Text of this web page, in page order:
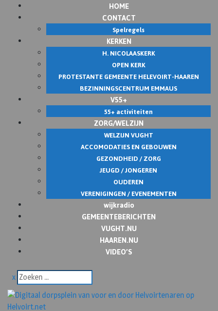
HOME
CONTACT
Spelregels
KERKEN
H. NICOLAASKERK
OPEN KERK
PROTESTANTE GEMEENTE HELEVOIRT-HAAREN
BEZINNINGSCENTRUM EMMAUS
V55+
55+ activiteiten
ZORG/WELZIJN
WELZIJN VUGHT
ACCOMODATIES EN GEBOUWEN
GEZONDHEID / ZORG
JEUGD / JONGEREN
OUDEREN
VERENIGINGEN / EVENEMENTEN
wijkradio
GEMEENTEBERICHTEN
VUGHT.NU
HAAREN.NU
VIDEO’S
x